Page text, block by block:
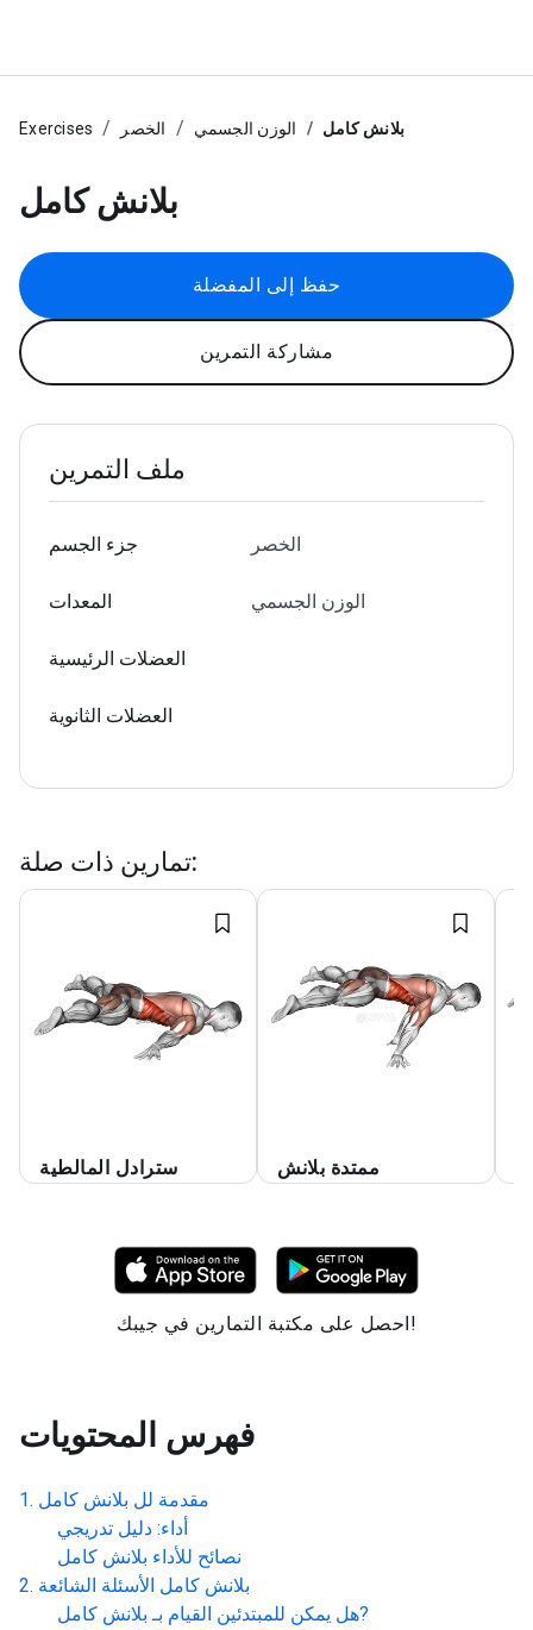
Exercises الخصر الوزن الجسمي بلانش كامل
بلانش كامل
حفظ إلى المفضلة
مشاركة التمرين
ملف التمرين
جزء الجسم الخصر
المعدات الوزن الجسمي
العضلات الرئيسية
العضلات الثانوية
تمارين ذات صلة:
سترادل المالطية ممتدة بلانش
احصل على مكتبة التمارين في جيبك!
فهرس المحتويات
مقدمة لل بلانش كامل
أداء: دليل تدريجي
نصائح للأداء بلانش كامل
بلانش كامل الأسئلة الشائعة
هل يمكن للمبتدئين القيام بـ بلانش كامل
?